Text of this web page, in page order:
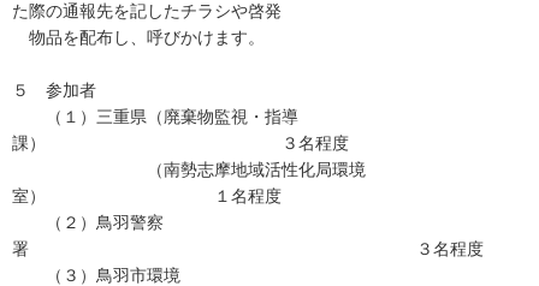
た際の通報先を記したチラシや啓発
物品を配布し、呼びかけます。
５ 参加者
（１）三重県（廃棄物監視・指導
課） ３名程度
（南勢志摩地域活性化局環境
室） １名程度
（２）鳥羽警察
署 ３名程度
（３）鳥羽市環境